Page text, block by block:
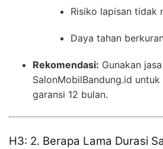
Risiko lapisan tidak
Daya tahan
Rekomendasi: Gunakan
SalonMobilBandung.id untuk
garansi 12 bulan.
H3: 2. Berapa Lama Durasi